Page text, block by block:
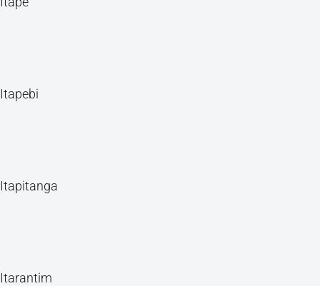
Itapebi
Itapitanga
Itarantim